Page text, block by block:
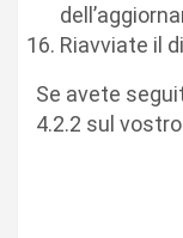
Riavviate il
Se avete
4.2.2 sul